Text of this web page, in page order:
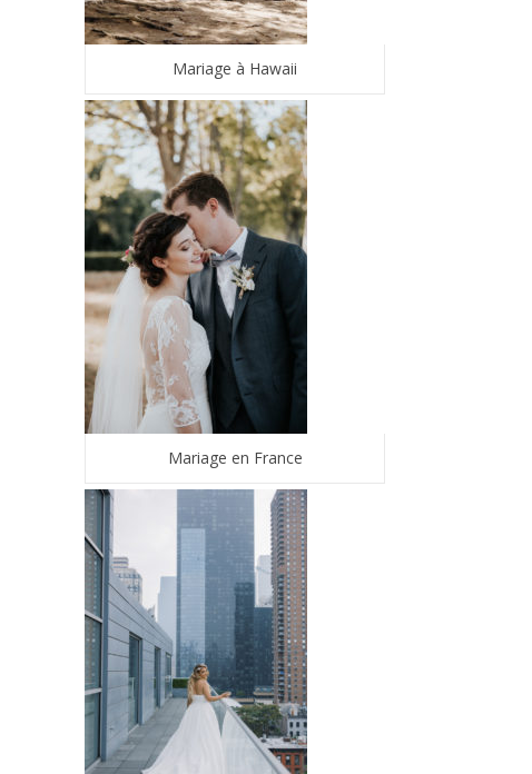
Mariage à Hawaii
Mariage en France